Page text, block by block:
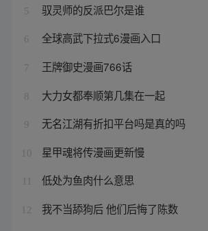
5 驭灵师的反派巴尔是谁
6 全球高武下拉式6漫画入口
7 王牌御史漫画766话
8 大力女都奉顺第几集在一起
9 无名江湖有折扣平台吗是真的吗
10 星甲魂将传漫画更新慢
低处为鱼肉什么意思
12 我不当舔狗后 他们后悔了陈数